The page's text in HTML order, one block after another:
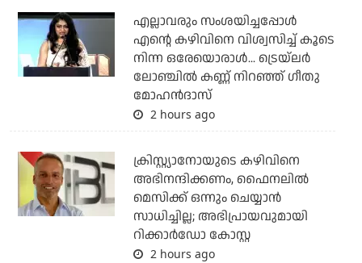
എല്ലാവരും സംശയിച്ചപ്പോള്‍
എന്റെ കഴിവിനെ വിശ്വസിച്ച് കൂടെ
നിന്ന ഒരേയൊരാള്‍... ട്രെയ്‌ലര്‍
ലോഞ്ചില്‍ കണ്ണ് നിറഞ്ഞ് ഗീതു
മോഹന്‍ദാസ്
2 hours ago
ക്രിസ്റ്റ്യാനോയുടെ കഴിവിനെ
അഭിനന്ദിക്കണം, ഫൈനലില്‍
മെസിക്ക് ഒന്നും ചെയ്യാന്‍
സാധിച്ചില്ല; അഭിപ്രായവുമായി
റിക്കാര്‍ഡോ കോസ്റ്റ
2 hours ago